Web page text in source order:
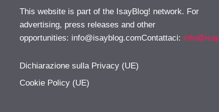
This website is part of the IsayBlog! network. For
advertising, press releases and other
opportunities: info@isayblog.comContattaci:
Dichiarazione sulla Privacy (UE)
Cookie Policy (UE)